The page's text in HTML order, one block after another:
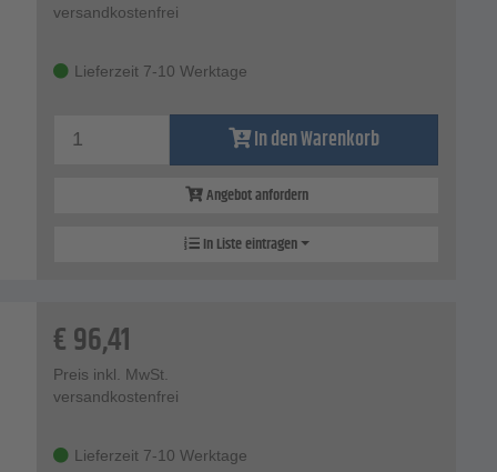
versandkostenfrei
Lieferzeit 7-10 Werktage
In den Warenkorb
Angebot anfordern
In Liste eintragen
€96,41
Preis inkl. MwSt.
versandkostenfrei
Lieferzeit 7-10 Werktage